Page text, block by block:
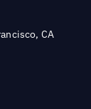
CA